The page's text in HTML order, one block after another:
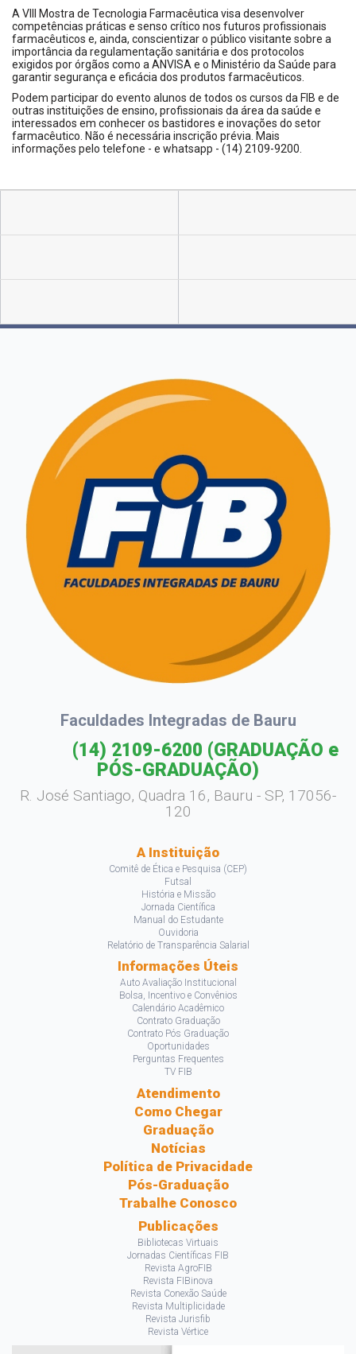
A VIII Mostra de Tecnologia Farmacêutica visa desenvolver
competências práticas e senso crítico nos futuros profissionais
farmacêuticos e, ainda, conscientizar o público visitante sobre a
importância da regulamentação sanitária e dos protocolos
exigidos por órgãos como a ANVISA e o Ministério da Saúde para
garantir segurança e eficácia dos produtos farmacêuticos.
Podem participar do evento alunos de todos os cursos da FIB e de
outras instituições de ensino, profissionais da área da saúde e
interessados em conhecer os bastidores e inovações do setor
farmacêutico. Não é necessária inscrição prévia. Mais
informações pelo telefone - e whatsapp - (14) 2109-9200.
Faculdades Integradas de Bauru
(14) 2109-6200 (GRADUAÇÃO e
PÓS-GRADUAÇÃO)
R. José Santiago, Quadra 16, Bauru - SP, 17056-
120
A Instituição
Comitê de Ética e Pesquisa (CEP)
Futsal
História e Missão
Jornada Científica
Manual do Estudante
Ouvidoria
Relatório de Transparência Salarial
Informações Úteis
Auto Avaliação Institucional
Bolsa, Incentivo e Convênios
Calendário Acadêmico
Contrato Graduação
Contrato Pós Graduação
Oportunidades
Perguntas Frequentes
TV FIB
Atendimento
Como Chegar
Graduação
Notícias
Política de Privacidade
Pós-Graduação
Trabalhe Conosco
Publicações
Bibliotecas Virtuais
Jornadas Científicas FIB
Revista AgroFIB
Revista FIBinova
Revista Conexão Saúde
Revista Multiplicidade
Revista Jurisfib
Revista Vértice